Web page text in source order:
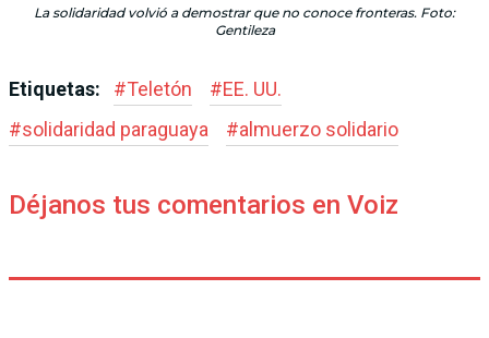
La solidaridad volvió a demostrar que no conoce fronteras. Foto:
Gentileza
Etiquetas: #Teletón #EE. UU.
#solidaridad paraguaya #almuerzo solidario
Déjanos tus comentarios en Voiz